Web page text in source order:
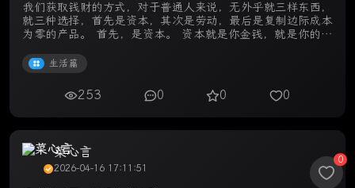
我们获取钱财的方式，对于普通人来说，无外乎就三样东西，
就三种选择，首先是资本，其次是劳动，最后是复制边际成本
为零的产品。 首先，是资本。 资本就是你金钱，就是你的本
劳动。 劳动就是提供劳 ...
生活篇
253 0 0 0
菜心言
2026-04-16 17:11:51
0